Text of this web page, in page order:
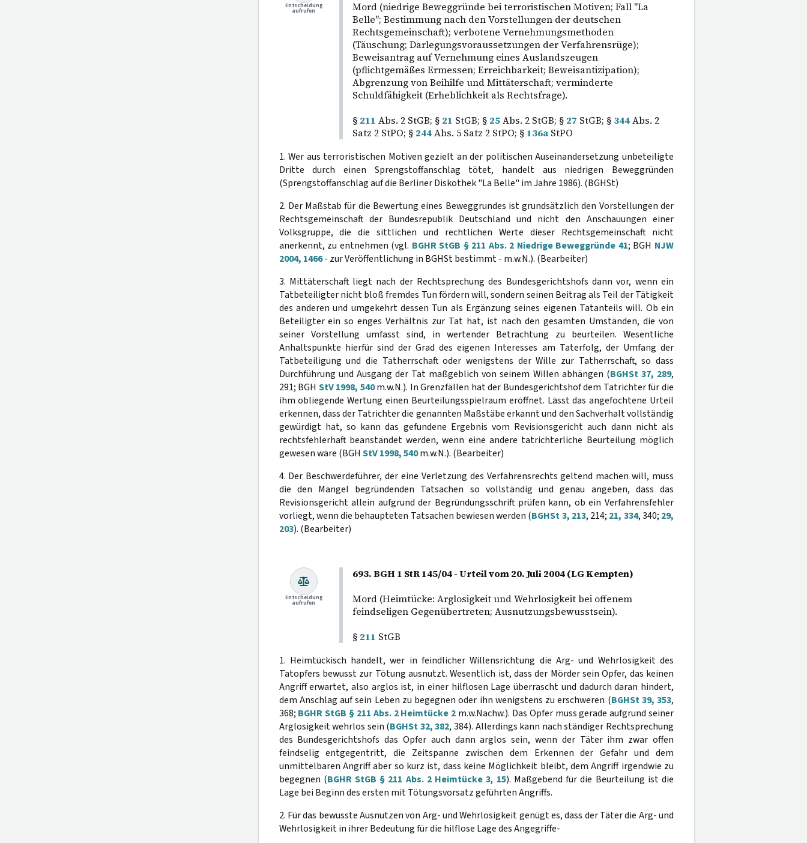
Mord (niedrige Beweggründe bei terroristischen Motiven; Fall "La
Belle"; Bestimmung nach den Vorstellungen der deutschen
Rechtsgemeinschaft); verbotene Vernehmungsmethoden
(Täuschung; Darlegungsvoraussetzungen der Verfahrensrüge);
Beweisantrag auf Vernehmung eines Auslandszeugen
(pflichtgemäßes Ermessen; Erreichbarkeit; Beweisantizipation);
Abgrenzung von Beihilfe und Mittäterschaft; verminderte
Schuldfähigkeit (Erheblichkeit als Rechtsfrage).
§ 211 Abs. 2 StGB; § 21 StGB; § 25Abs. 2 StGB; § 27 StGB; § 344Abs. 2
Satz 2 StPO; § 244Abs. 5 Satz 2 StPO; § 136aStPO
Entscheidung
aufrufen
1. Wer aus terroristischen Motiven gezielt an der politischen Auseinandersetzung unbeteiligte
Dritte durch einen Sprengstoffanschlag tötet, handelt aus niedrigen Beweggründen
(Sprengstoffanschlag auf die Berliner Diskothek "La Belle" im Jahre 1986). (BGHSt)
2. Der Maßstab für die Bewertung eines Beweggrundes ist grundsätzlich den Vorstellungen der
Rechtsgemeinschaft der Bundesrepublik Deutschland und nicht den Anschauungen einer
Volksgruppe, die die sittlichen und rechtlichen Werte dieser Rechtsgemeinschaft nicht
anerkennt, zu entnehmen (vgl. BGHR StGB § 211 Abs. 2 Niedrige Beweggründe 41; BGH NJW
2004, 1466- zur Veröffentlichung in BGHSt bestimmt - m.w.N.). (Bearbeiter)
3. Mittäterschaft liegt nach der Rechtsprechung des Bundesgerichtshofs dann vor, wenn ein
Tatbeteiligter nicht bloß fremdes Tun fördern will, sondern seinen Beitrag als Teil der Tätigkeit
des anderen und umgekehrt dessen Tun als Ergänzung seines eigenen Tatanteils will. Ob ein
Beteiligter ein so enges Verhältnis zur Tat hat, ist nach den gesamten Umständen, die von
seiner Vorstellung umfasst sind, in wertender Betrachtung zu beurteilen. Wesentliche
Anhaltspunkte hierfür sind der Grad des eigenen Interesses am Taterfolg, der Umfang der
Tatbeteiligung und die Tatherrschaft oder wenigstens der Wille zur Tatherrschaft, so dass
Durchführung und Ausgang der Tat maßgeblich von seinem Willen abhängen (BGHSt 37, 289,
291; BGH StV 1998, 540m.w.N.). In Grenzfällen hat der Bundesgerichtshof dem Tatrichter für die
ihm obliegende Wertung einen Beurteilungsspielraum eröffnet. Lässt das angefochtene Urteil
erkennen, dass der Tatrichter die genannten Maßstäbe erkannt und den Sachverhalt vollständig
gewürdigt hat, so kann das gefundene Ergebnis vom Revisionsgericht auch dann nicht als
rechtsfehlerhaft beanstandet werden, wenn eine andere tatrichterliche Beurteilung möglich
gewesen wäre (BGH StV 1998, 540m.w.N.). (Bearbeiter)
4. Der Beschwerdeführer, der eine Verletzung des Verfahrensrechts geltend machen will, muss
die den Mangel begründenden Tatsachen so vollständig und genau angeben, dass das
Revisionsgericht allein aufgrund der Begründungsschrift prüfen kann, ob ein Verfahrensfehler
vorliegt, wenn die behaupteten Tatsachen bewiesen werden (BGHSt 3, 213, 214; 21, 334, 340; 29,
203). (Bearbeiter)
693. BGH 1 StR 145/04 - Urteil vom 20. Juli 2004 (LG Kempten)
Mord (Heimtücke: Arglosigkeit und Wehrlosigkeit bei offenem
feindseligen Gegenübertreten; Ausnutzungsbewusstsein).
§ 211 StGB
Entscheidung
aufrufen
1. Heimtückisch handelt, wer in feindlicher Willensrichtung die Arg- und Wehrlosigkeit des
Tatopfers bewusst zur Tötung ausnutzt. Wesentlich ist, dass der Mörder sein Opfer, das keinen
Angriff erwartet, also arglos ist, in einer hilflosen Lage überrascht und dadurch daran hindert,
dem Anschlag auf sein Leben zu begegnen oder ihn wenigstens zu erschweren (BGHSt 39, 353,
368; BGHR StGB § 211 Abs. 2 Heimtücke 2 m.w.Nachw.). Das Opfer muss gerade aufgrund seiner
Arglosigkeit wehrlos sein (BGHSt 32, 382, 384). Allerdings kann nach ständiger Rechtsprechung
des Bundesgerichtshofs das Opfer auch dann arglos sein, wenn der Täter ihm zwar offen
feindselig entgegentritt, die Zeitspanne zwischen dem Erkennen der Gefahr und dem
unmittelbaren Angriff aber so kurz ist, dass keine Möglichkeit bleibt, dem Angriff irgendwie zu
begegnen (BGHR StGB § 211 Abs. 2 Heimtücke 3, 15). Maßgebend für die Beurteilung ist die
Lage bei Beginn des ersten mit Tötungsvorsatz geführten Angriffs.
2. Für das bewusste Ausnutzen von Arg- und Wehrlosigkeit genügt es, dass der Täter die Arg- und
Wehrlosigkeit in ihrer Bedeutung für die hilflose Lage des Angegriffe-